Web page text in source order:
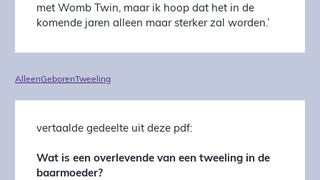
met Womb Twin, maar ik hoop dat het in de
komende jaren alleen maar sterker zal worden.’
AlleenGeborenTweeling
vertaalde gedeelte uit deze pdf:
Wat is een overlevende van een tweeling in de
baarmoeder?